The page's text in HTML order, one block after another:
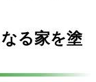
る家を塗